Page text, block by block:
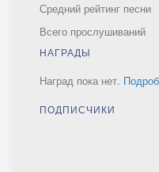
Средний рейтинг песни
Всего прослушиваний
НАГРАДЫ
Наград пока нет.
ПОДПИСЧИКИ